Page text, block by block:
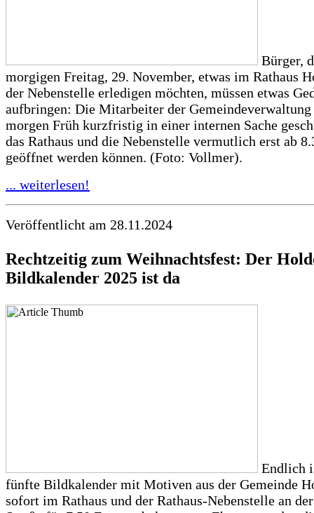
Bürger,
morgigen Freitag, 29. November, etwas im Rathaus
der Nebenstelle erledigen möchten, müssen etwas
aufbringen: Die Mitarbeiter der Gemeindeverwaltung
morgen Früh kurzfristig in einer internen Sache
das Rathaus und die Nebenstelle vermutlich erst ab
geöffnet werden können. (Foto: Vollmer).
... weiterlesen!
Veröffentlicht am 28.11.2024
Rechtzeitig zum Weihnachtsfest: Der
Bildkalender 2025 ist da
Endlich
fünfte Bildkalender mit Motiven aus der Gemeinde
sofort im Rathaus und der Rathaus-Nebenstelle an